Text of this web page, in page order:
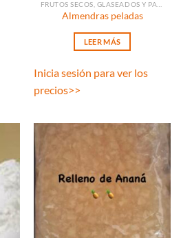
Almendras peladas
LEER MÁS
Inicia sesión para ver los
precios>>